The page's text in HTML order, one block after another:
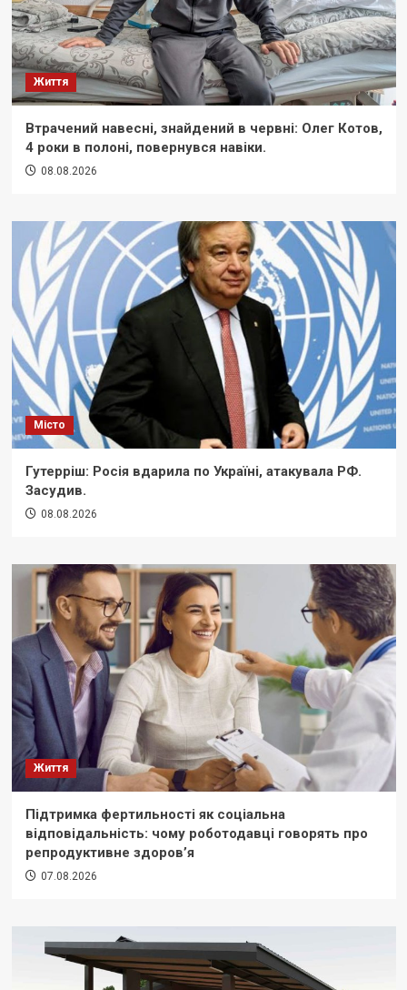
Життя
Втрачений навесні, знайдений в червні: Олег Котов,
4 роки в полоні, повернувся навіки.
08.08.2026
Місто
Гутерріш: Росія вдарила по Україні, атакувала РФ.
Засудив.
08.08.2026
Життя
Підтримка фертильності як соціальна
відповідальність: чому роботодавці говорять про
репродуктивне здоров’я
07.08.2026